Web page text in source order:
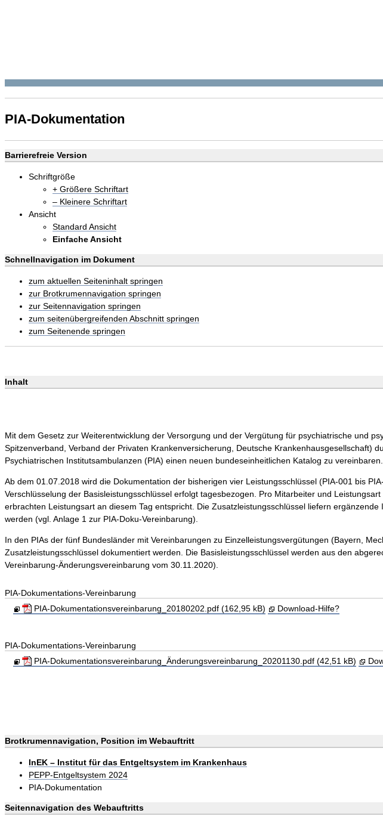
PIA-Dokumentation
Barrierefreie Version
Schriftgröße
+ Größere Schriftart
– Kleinere Schriftart
Ansicht
Standard Ansicht
Einfache Ansicht
Schnellnavigation im Dokument
zum aktuellen Seiteninhalt springen
zur Brotkrumennavigation springen
zur Seitennavigation springen
zum seitenübergreifenden Abschnitt springen
zum Seitenende springen
Inhalt
Mit dem Gesetz zur Weiterentwicklung der Versorgung und der Vergütung für psychiatrische und
Spitzenverband, Verband der Privaten Krankenversicherung, Deutsche Krankenhausgesellschaft)
Psychiatrischen Institutsambulanzen (PIA) einen neuen bundeseinheitlichen Katalog zu vereinbaren.
Ab dem 01.07.2018 wird die Dokumentation der bisherigen vier Leistungsschlüssel (PIA-001 bis
Verschlüsselung der Basisleistungsschlüssel erfolgt tagesbezogen. Pro Mitarbeiter und
erbrachten Leistungsart an diesem Tag entspricht. Die Zusatzleistungsschlüssel liefern
werden (vgl. Anlage 1 zur PIA-Doku-Vereinbarung).
In den PIAs der fünf Bundesländer mit Vereinbarungen zu Einzelleistungsvergütungen (Bayern,
Zusatzleistungsschlüssel dokumentiert werden. Die Basisleistungsschlüssel werden aus den
Vereinbarung-Änderungsvereinbarung vom 30.11.2020).
PIA-Dokumentations-Vereinbarung
PIA-Dokumentationsvereinbarung_20180202.pdf (162,95 kB)
Download-Hilfe?
PIA-Dokumentations-Vereinbarung
PIA-Dokumentationsvereinbarung_Änderungsvereinbarung_20201130.pdf (42,51 kB)
Brotkrumennavigation, Position im Webauftritt
InEK – Institut für das Entgeltsystem im Krankenhaus
PEPP-Entgeltsystem 2024
PIA-Dokumentation
Seitennavigation des Webauftritts